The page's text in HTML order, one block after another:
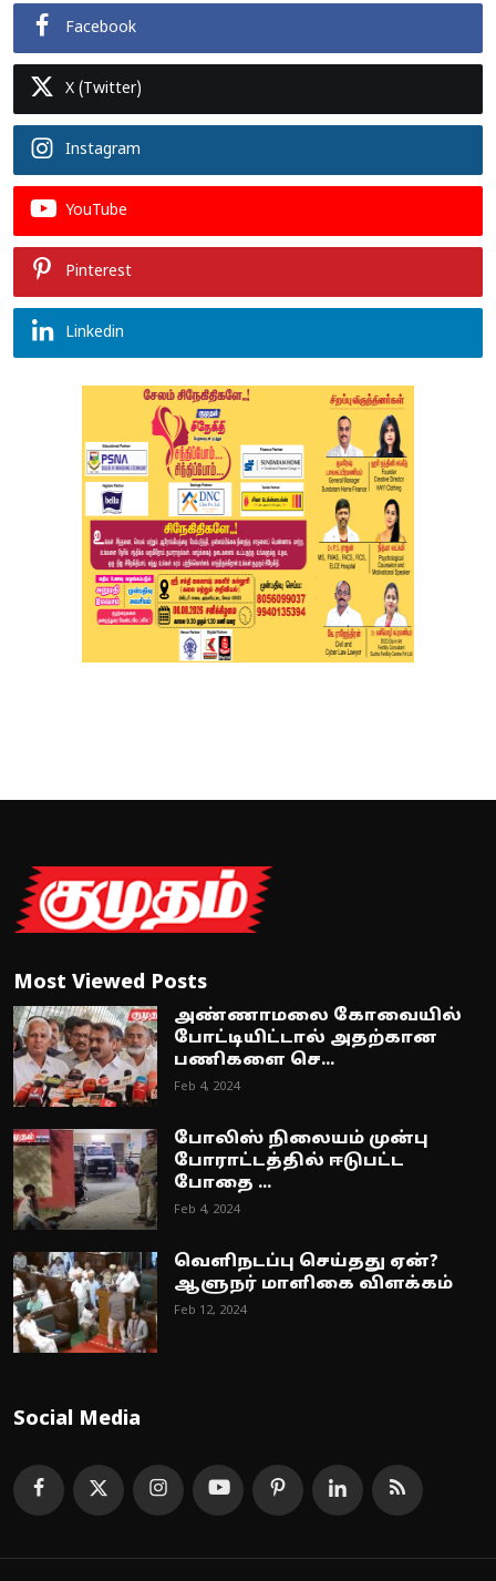
Facebook
X (Twitter)
Instagram
YouTube
Pinterest
Linkedin
Most Viewed Posts
அண்ணாமலை கோவையில்
போட்டியிட்டால் அதற்கான
பணிகளை செ...
Feb 4, 2024
போலிஸ் நிலையம் முன்பு
போராட்டத்தில் ஈடுபட்ட
போதை ...
Feb 4, 2024
வெளிநடப்பு செய்தது ஏன்?
ஆளுநர் மாளிகை விளக்கம்
Feb 12, 2024
Social Media